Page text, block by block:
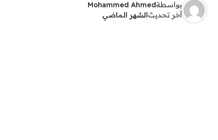
بواسطةMohammed Ahmed
آخر تحديث الشهر الماضي